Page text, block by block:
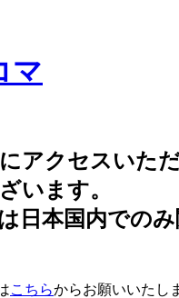
アクセスいた
います。
日本国内での
こちらからお願いいたし